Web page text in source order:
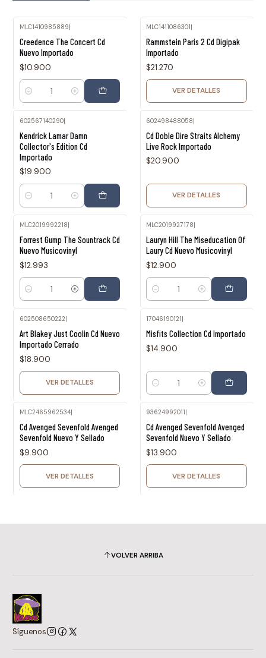
MLC1410985889|
Creedence The Concert Cd
Nuevo Importado
$10.900
Cantidad
MLC1411086301|
Rammstein Paris 2 Cd Digipak
Importado
$21.270
VER DETALLES
602567140290|
Kendrick Lamar Damn
Collector's Edition Cd
Importado
$19.900
Cantidad
602498488058|
Cd Doble Dire Straits Alchemy
Live Rock Importado
$20.900
VER DETALLES
MLC2019992218
Forrest Gump The Sountrack Cd
Nuevo Musicovinyl
$12.993
Cantidad
MLC2019927178
Lauryn Hill The Miseducation Of
Laury Cd Nuevo Musicovinyl
$12.900
Cantidad
602508650222|
Art Blakey Just Coolin Cd Nuevo
Importado Cerrado
$18.900
VER DETALLES
17046190121|
Misfits Collection Cd Importado
$14.900
Cantidad
MLC2465962534|
Cd Avenged Sevenfold Avenged
Sevenfold Nuevo Y Sellado
$9.900
VER DETALLES
93624992011
Cd Avenged Sevenfold Avenged
Sevenfold Nuevo Y Sellado
$13.900
VER DETALLES
VOLVER ARRIBA
Síguenos